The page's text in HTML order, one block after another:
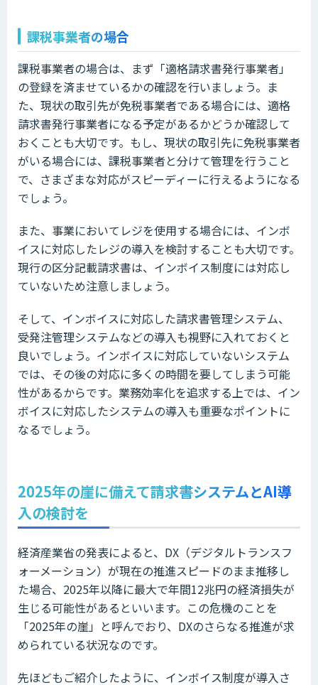
課税事業者の場合
課税事業者の場合は、まず「適格請求書発行事業者」
の登録を済ませているかの確認を行いましょう。ま
た、現状の取引先が免税事業者である場合には、適格
請求書発行事業者になる予定があるかどうか確認して
おくことも大切です。もし、現状の取引先に免税事業者
がいる場合には、課税事業者と分けて管理を行うこと
で、さまざまな対応がスピーディーに行えるようになる
でしょう。
また、事業においてレジを使用する場合には、インボ
イスに対応したレジの導入を検討することも大切です。
現行の区分記載請求書は、インボイス制度には対応し
ていないため注意しましょう。
そして、インボイスに対応した請求書管理システム、
受発注管理システムなどの導入も視野に入れておくと
良いでしょう。インボイスに対応していないシステム
では、その後の対応に多くの時間を要してしまう可能
性があるからです。業務効率化を追求する上では、イン
ボイスに対応したシステムの導入も重要なポイントに
なるでしょう。
2025年の崖に備えて請求書システムとAI導
入の検討を
経済産業省の発表によると、DX（デジタルトランスフ
ォーメーション）が現在の推進スピードのまま推移し
た場合、2025年以降に最大で年間12兆円の経済損失が
生じる可能性があるといいます。この危機のことを
「2025年の崖」と呼んでおり、DXのさらなる推進が求
められている状況なのです。
先ほどもご紹介したように、インボイス制度が導入さ